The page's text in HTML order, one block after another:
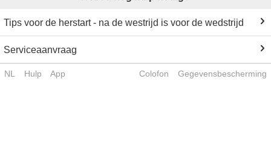
Tips voor de herstart - na de westrijd is voor de wedstrijd
Serviceaanvraag
NL Hulp App Colofon Gegevensbescherming